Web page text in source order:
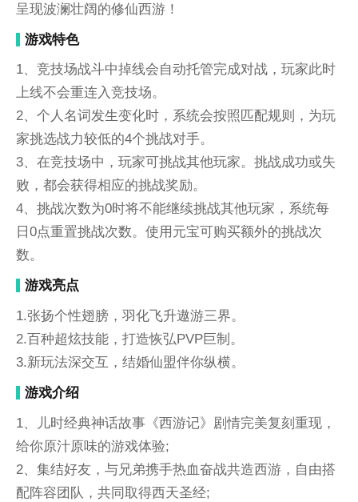
呈现波澜壮阔的修仙西游！
游戏特色
1、竞技场战斗中掉线会自动托管完成对战，玩家此时
上线不会重连入竞技场。
2、个人名词发生变化时，系统会按照匹配规则，为玩
家挑选战力较低的4个挑战对手。
3、在竞技场中，玩家可挑战其他玩家。挑战成功或失
败，都会获得相应的挑战奖励。
4、挑战次数为0时将不能继续挑战其他玩家，系统每
日0点重置挑战次数。使用元宝可购买额外的挑战次
数。
游戏亮点
1.张扬个性翅膀，羽化飞升遨游三界。
2.百种超炫技能，打造恢弘PVP巨制。
3.新玩法深交互，结婚仙盟伴你纵横。
游戏介绍
1、儿时经典神话故事《西游记》剧情完美复刻重现，
给你原汁原味的游戏体验;
2、集结好友，与兄弟携手热血奋战共造西游，自由搭
配阵容团队，共同取得西天圣经;